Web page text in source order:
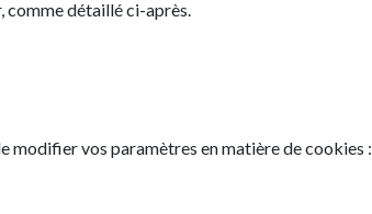
détaillé ci-après.
modifier vos paramètres en matière de cookies :